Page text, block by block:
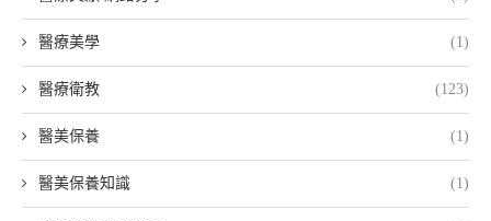
醫療美學 (1)
醫療衛教 (123)
醫美保養 (1)
醫美保養知識 (1)